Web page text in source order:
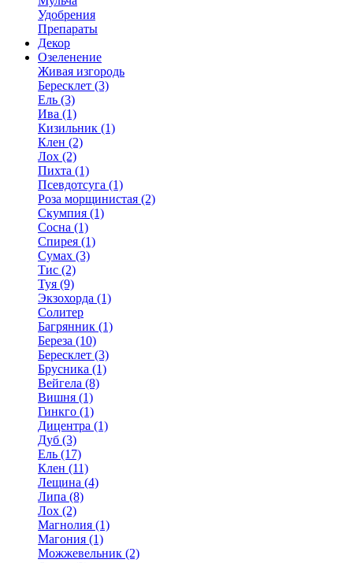
Удобрения
Препараты
Декор
Озеленение
Живая изгородь
Бересклет (3)
Ель (3)
Ива (1)
Кизильник (1)
Клен (2)
Лох (2)
Пихта (1)
Псевдотсуга (1)
Роза морщинистая (2)
Скумпия (1)
Сосна (1)
Спирея (1)
Сумах (3)
Тис (2)
Туя (9)
Экзохорда (1)
Солитер
Багрянник (1)
Береза (10)
Бересклет (3)
Брусника (1)
Вейгела (8)
Вишня (1)
Гинкго (1)
Дицентра (1)
Дуб (3)
Ель (17)
Клен (11)
Лещина (4)
Липа (8)
Лох (2)
Магнолия (1)
Магония (1)
Можжевельник (2)